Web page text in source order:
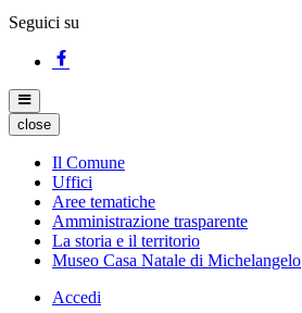
Seguici su
close
Il Comune
Uffici
Aree tematiche
Amministrazione trasparente
La storia e il territorio
Museo Casa Natale di Michelangelo
Accedi